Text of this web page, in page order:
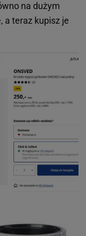
na dużym
a teraz kupisz je